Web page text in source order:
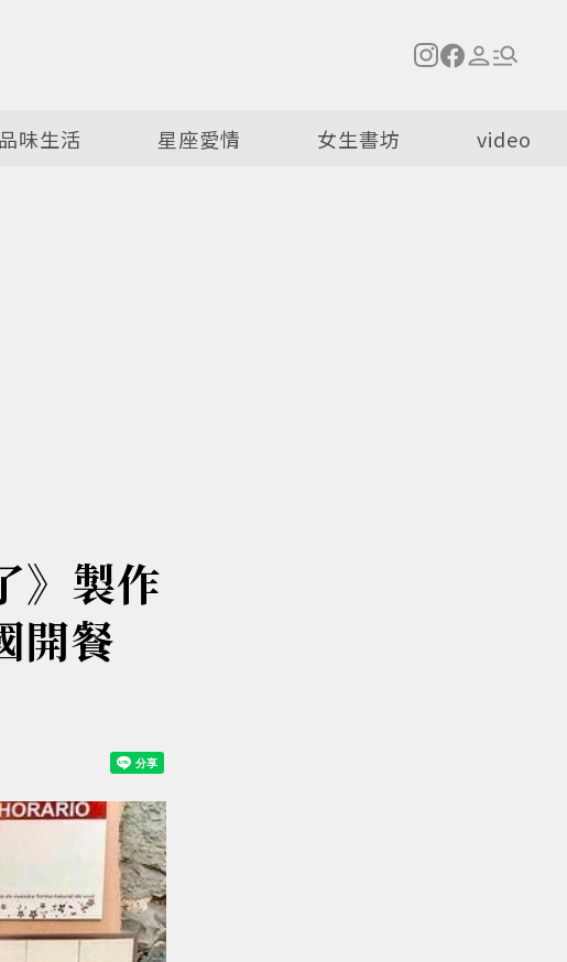
品味生活 星座愛情 女生書坊 video
》製作
開餐